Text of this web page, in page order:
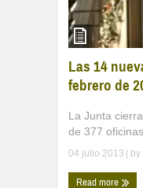
Las 14
febrero de
La Junta
de 377
04 julio 2013 | by
Read more